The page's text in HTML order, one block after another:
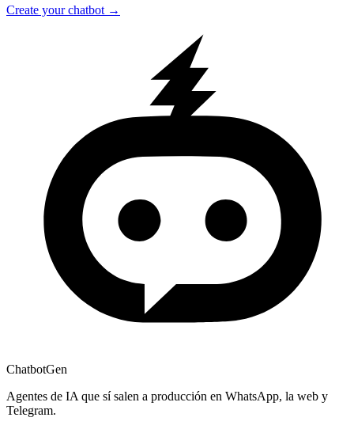
Create your chatbot →
ChatbotGen
Agentes de IA que sí salen a producción en WhatsApp, la web y
Telegram.